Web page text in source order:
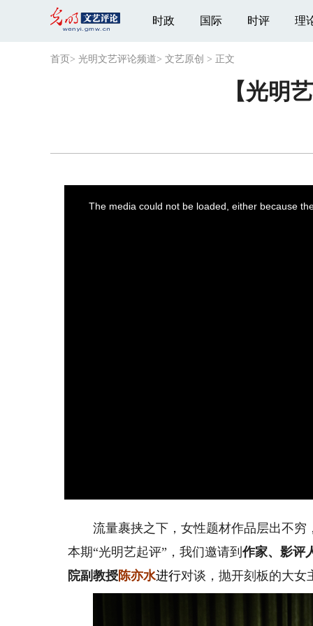
时政 国际 时评 理
首页 > 光明文艺评论频道> 文艺原创 > 正文
【光明
The media could not be loaded, either because
流量裹挟之下，女性题材作品层出不穷
本期“光明艺起评”，我们邀请到作家、影评
院副教授陈亦水进行对谈，抛开刻板的大女